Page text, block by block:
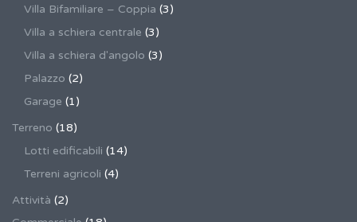
Villa Bifamiliare – Coppia (3)
Villa a schiera centrale (3)
Villa a schiera d'angolo (3)
Palazzo (2)
Garage (1)
Terreno (18)
Lotti edificabili (14)
Terreni agricoli (4)
Attività (2)